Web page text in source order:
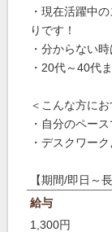
・現在活躍中
りです！
・分からない
・20代～40代
＜こんな方に
・自分のペー
・デスクワー
【期間/即日～長
給与
1,300円